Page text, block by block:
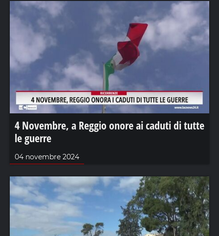
4 Novembre, a Reggio onore ai caduti di tutte
le guerre
04 novembre 2024